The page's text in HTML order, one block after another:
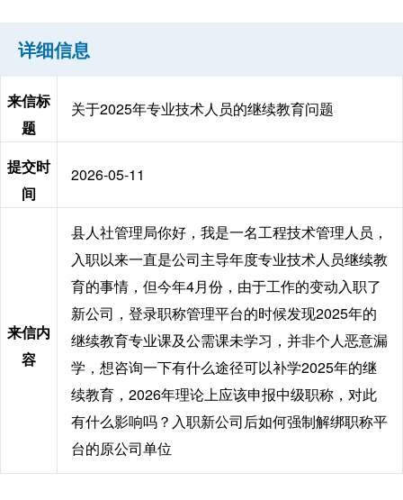
详细信息
来信标
题
关于2025年专业技术人员的继续教育问题
提交时
间
2026-05-11
来信内
容
县人社管理局你好，我是一名工程技术管理人员，
入职以来一直是公司主导年度专业技术人员继续教
育的事情，但今年4月份，由于工作的变动入职了
新公司，登录职称管理平台的时候发现2025年的
继续教育专业课及公需课未学习，并非个人恶意漏
学，想咨询一下有什么途径可以补学2025年的继
续教育，2026年理论上应该申报中级职称，对此
有什么影响吗？入职新公司后如何强制解绑职称平
台的原公司单位